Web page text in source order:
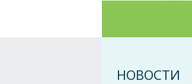
НОВОСТИ